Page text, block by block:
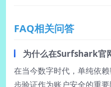
FAQ相关问答
为什么在Surfshark官
在当今数字时代，单纯依
步验证作为账户安全的重